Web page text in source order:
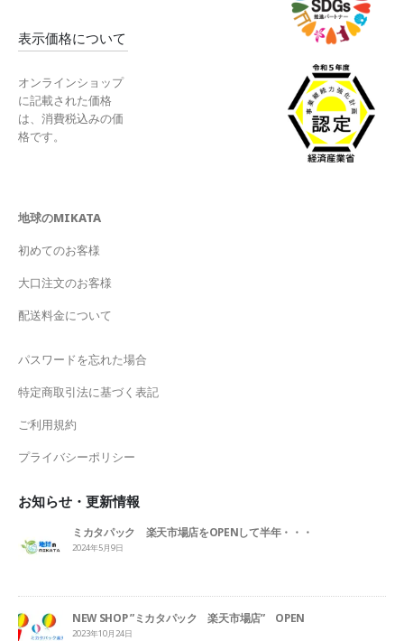
表示価格について
オンラインショップ
に記載された価格
は、消費税込みの価
格です。
地球のMIKATA
初めてのお客様
大口注文のお客様
配送料金について
パスワードを忘れた場合
特定商取引法に基づく表記
ご利用規約
プライバシーポリシー
お知らせ・更新情報
ミカタパック 楽天市場店をOPENして半年・・・
2024年5月9日
NEW SHOP ”ミカタパック 楽天市場店” OPEN
2023年10月24日